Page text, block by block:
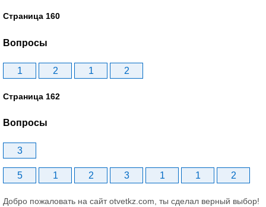
Страница 160
Вопросы
1 2 1 2
Страница 162
Вопросы
3
5 1 2 3 1 1 2
Добро пожаловать на сайт otvetkz.com, ты сделал верный выбор!